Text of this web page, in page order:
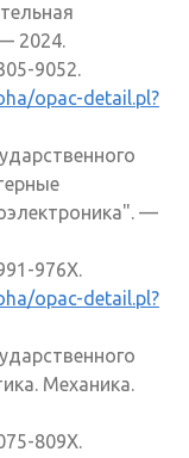
2024.
9052.
opac-detail.pl?
—
976X.
opac-detail.pl?
Механика.
809X.